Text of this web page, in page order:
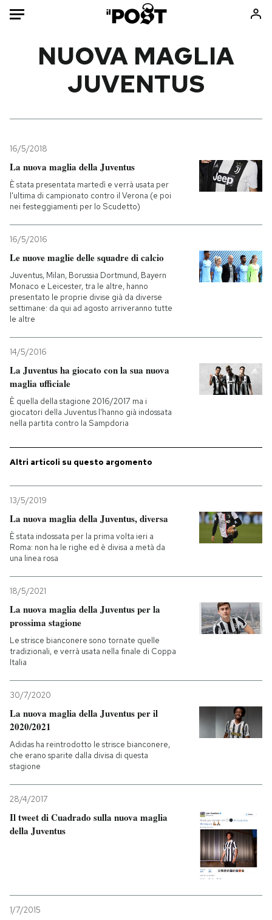
Mondo
Tecnologia
Internet
Scienza
Cultura
Economia
Sport
Libri
Media
Altrecose
PODCAST
NEWSLETTER
I MIEI PREFERITI
SHOP
CALENDARIO
AREA PERSONALE
Entra
NUOVA MAGLIA
JUVENTUS
16/5/2018
La nuova maglia della Juventus
È stata presentata martedì e verrà usata per
l'ultima di campionato contro il Verona (e poi
nei festeggiamenti per lo Scudetto)
16/5/2016
Le nuove maglie delle squadre di calcio
Juventus, Milan, Borussia Dortmund, Bayern
Monaco e Leicester, tra le altre, hanno
presentato le proprie divise già da diverse
settimane: da qui ad agosto arriveranno tutte
le altre
14/5/2016
La Juventus ha giocato con la sua nuova
maglia ufficiale
È quella della stagione 2016/2017 ma i
giocatori della Juventus l'hanno già indossata
nella partita contro la Sampdoria
Altri articoli su questo argomento
13/5/2019
La nuova maglia della Juventus, diversa
È stata indossata per la prima volta ieri a
Roma: non ha le righe ed è divisa a metà da
una linea rosa
18/5/2021
La nuova maglia della Juventus per la
prossima stagione
Le strisce bianconere sono tornate quelle
tradizionali, e verrà usata nella finale di Coppa
Italia
30/7/2020
La nuova maglia della Juventus per il
2020/2021
Adidas ha reintrodotto le strisce bianconere,
che erano sparite dalla divisa di questa
stagione
28/4/2017
Il tweet di Cuadrado sulla nuova maglia
della Juventus
1/7/2015